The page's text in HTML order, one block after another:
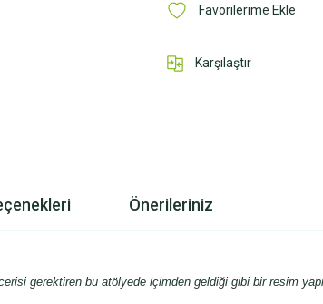
Karşılaştır
Önerileriniz
gerektiren bu atölyede içimden geldiği gibi bir resim